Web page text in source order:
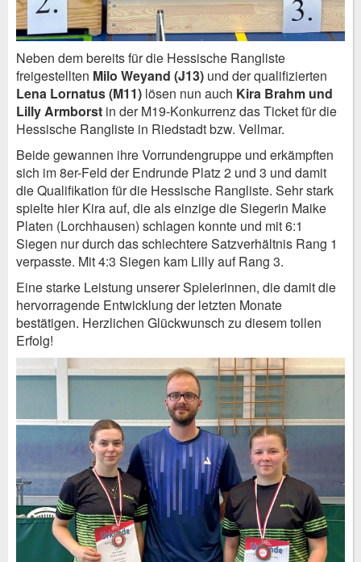
Neben dem bereits für die Hessische Rangliste
freigestellten Milo Weyand (J13) und der qualifizierten
Lena Lornatus (M11) lösen nun auch Kira Brahm und
Lilly Armborst in der M19-Konkurrenz das Ticket für die
Hessische Rangliste in Riedstadt bzw. Vellmar.
Beide gewannen ihre Vorrundengruppe und erkämpften
sich im 8er-Feld der Endrunde Platz 2 und 3 und damit
die Qualifikation für die Hessische Rangliste. Sehr stark
spielte hier Kira auf, die als einzige die Siegerin Maike
Platen (Lorchhausen) schlagen konnte und mit 6:1
Siegen nur durch das schlechtere Satzverhältnis Rang 1
verpasste. Mit 4:3 Siegen kam Lilly auf Rang 3.
Eine starke Leistung unserer Spielerinnen, die damit die
hervorragende Entwicklung der letzten Monate
bestätigen. Herzlichen Glückwunsch zu diesem tollen
Erfolg!